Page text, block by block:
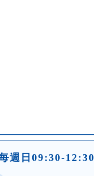
週日09:30-12:30